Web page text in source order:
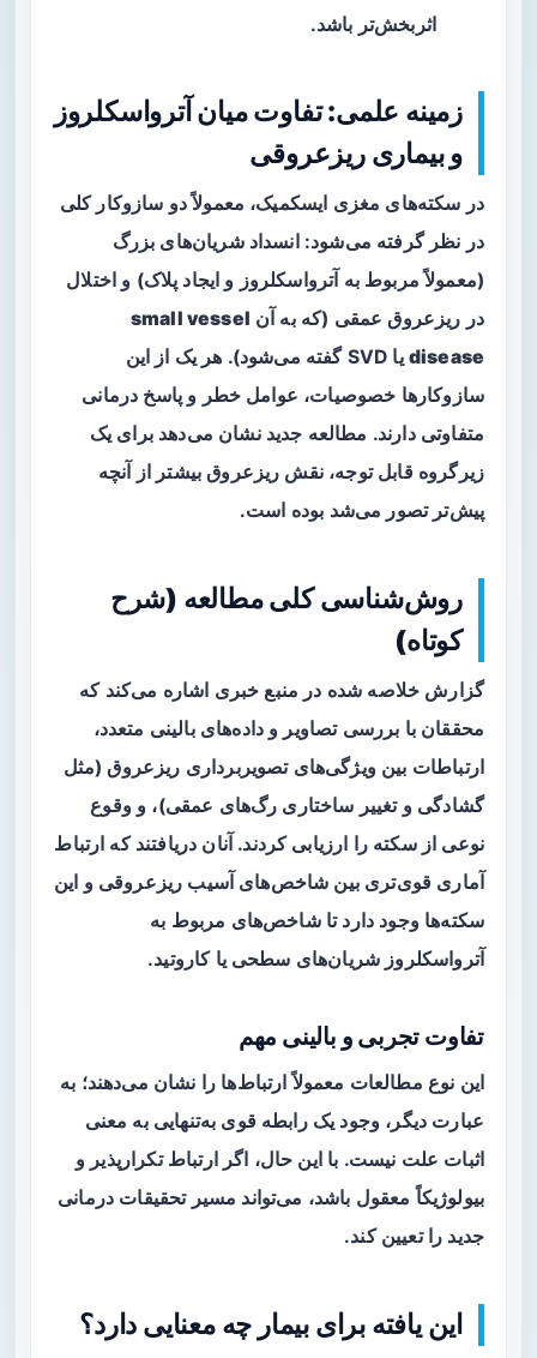
اثربخش‌تر باشد.
زمینه علمی: تفاوت میان آترواسکلروز
و بیماری ریزعروقی
در سکته‌های مغزی ایسکمیک، معمولاً دو سازوکار کلی
در نظر گرفته می‌شود: انسداد شریان‌های بزرگ
(معمولاً مربوط به آترواسکلروز و ایجاد پلاک) و اختلال
در ریزعروق عمقی (که به آن small vessel
disease
یا SVD گفته می‌شود). هر یک از این
سازوکارها خصوصیات، عوامل خطر و پاسخ درمانی
متفاوتی دارند. مطالعه جدید نشان می‌دهد برای یک
زیرگروه قابل توجه، نقش ریزعروق بیشتر از آنچه
پیش‌تر تصور می‌شد بوده است.
روش‌شناسی کلی مطالعه (شرح
کوتاه)
گزارش خلاصه شده در منبع خبری اشاره می‌کند که
محققان با بررسی تصاویر و داده‌های بالینی متعدد،
ارتباطات بین ویژگی‌های تصویربرداری ریزعروق (مثل
گشادگی و تغییر ساختاری رگ‌های عمقی)، و وقوع
نوعی از سکته را ارزیابی کردند. آنان دریافتند که ارتباط
آماری قوی‌تری بین شاخص‌های آسیب ریزعروقی و این
سکته‌ها وجود دارد تا شاخص‌های مربوط به
آترواسکلروز شریان‌های سطحی یا کاروتید.
تفاوت تجربی و بالینی مهم
این نوع مطالعات معمولاً ارتباط‌ها را نشان می‌دهند؛ به
عبارت دیگر، وجود یک رابطه قوی به‌تنهایی به معنی
اثبات علت نیست. با این حال، اگر ارتباط تکرارپذیر و
بیولوژیکاً معقول باشد، می‌تواند مسیر تحقیقات درمانی
جدید را تعیین کند.
این یافته برای بیمار چه معنایی دارد؟